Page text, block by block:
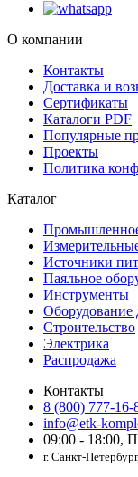
О компании
Контакты
Доставка и
Сертификаты
Каталоги PDF
Популярные
Проекты
Политика
Каталог
Источники
Паяльное
Инструменты
Оборудование
Строительство
Электрика
Распродажа
Контакты
8 (800) 777-16-
info@etk-
09:00 - 18:00,
г. Санкт-